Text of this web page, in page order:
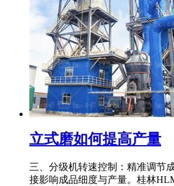
立式磨如何提高产量
三、分级机转速控制：精准调节
接影响成品细度与产量。桂林